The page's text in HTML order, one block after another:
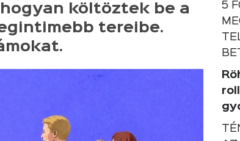
költöztek be a
tereibe.
5